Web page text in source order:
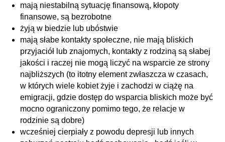
mają niestabilną sytuację finansową, kłopoty
finansowe, są bezrobotne
żyją w biedzie lub ubóstwie
mają słabe kontakty społeczne, nie mają bliskich
przyjaciół lub znajomych, kontakty z rodziną są słabej
jakości i raczej nie mogą liczyć na wsparcie ze strony
najbliższych (to itotny element zwłaszcza w czasach,
w których wiele kobiet żyje i zachodzi w ciążę na
emigracji, gdzie dostęp do wsparcia bliskich może być
mocno ograniczony pomimo tego, że relacje w
rodzinie są dobre)
wcześniej cierpiały z powodu depresji lub innych